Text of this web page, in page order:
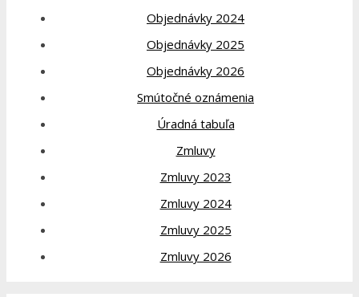
Objednávky 2024
Objednávky 2025
Objednávky 2026
Smútočné oznámenia
Úradná tabuľa
Zmluvy
Zmluvy 2023
Zmluvy 2024
Zmluvy 2025
Zmluvy 2026